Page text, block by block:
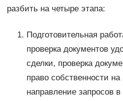
разбить на четыре этапа:
Подготовительная
проверка документов
сделки, проверка
право собственности
направление запросов